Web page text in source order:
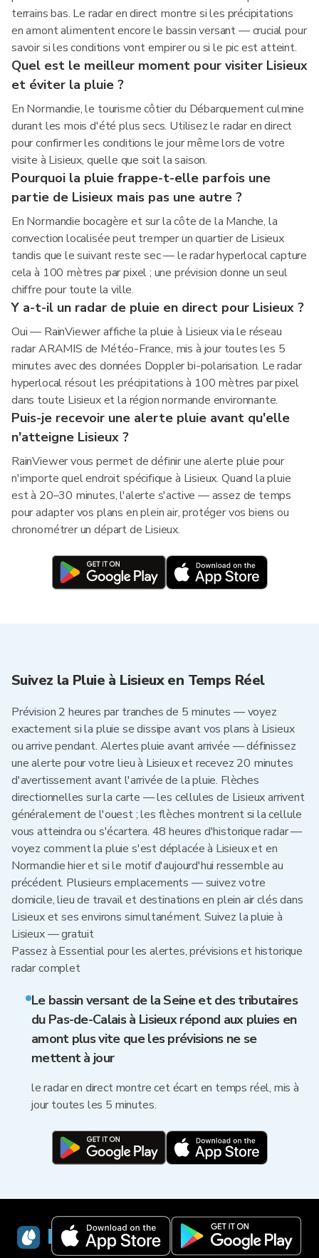
terrains bas. Le radar en direct montre si les précipitations
en amont alimentent encore le bassin versant — crucial pour
savoir si les conditions vont empirer ou si le pic est atteint.
Quel est le meilleur moment pour visiter Lisieux
et éviter la pluie ?
En Normandie, le tourisme côtier du Débarquement culmine
durant les mois d'été plus secs. Utilisez le radar en direct
pour confirmer les conditions le jour même lors de votre
visite à Lisieux, quelle que soit la saison.
Pourquoi la pluie frappe-t-elle parfois une
partie de Lisieux mais pas une autre ?
En Normandie bocagère et sur la côte de la Manche, la
convection localisée peut tremper un quartier de Lisieux
tandis que le suivant reste sec — le radar hyperlocal capture
cela à 100 mètres par pixel ; une prévision donne un seul
chiffre pour toute la ville.
Y a-t-il un radar de pluie en direct pour Lisieux ?
Oui — RainViewer affiche la pluie à Lisieux via le réseau
radar ARAMIS de Météo-France, mis à jour toutes les 5
minutes avec des données Doppler bi-polarisation. Le radar
hyperlocal résout les précipitations à 100 mètres par pixel
dans toute Lisieux et la région normande environnante.
Puis-je recevoir une alerte pluie avant qu'elle
n'atteigne Lisieux ?
RainViewer vous permet de définir une alerte pluie pour
n'importe quel endroit spécifique à Lisieux. Quand la pluie
est à 20–30 minutes, l'alerte s'active — assez de temps
pour adapter vos plans en plein air, protéger vos biens ou
chronométrer un départ de Lisieux.
Suivez la Pluie à Lisieux en Temps Réel
Prévision 2 heures par tranches de 5 minutes — voyez
exactement si la pluie se dissipe avant vos plans à Lisieux
ou arrive pendant. Alertes pluie avant arrivée — définissez
une alerte pour votre lieu à Lisieux et recevez 20 minutes
d'avertissement avant l'arrivée de la pluie. Flèches
directionnelles sur la carte — les cellules de Lisieux arrivent
généralement de l'ouest ; les flèches montrent si la cellule
vous atteindra ou s'écartera. 48 heures d'historique radar —
voyez comment la pluie s'est déplacée à Lisieux et en
Normandie hier et si le motif d'aujourd'hui ressemble au
précédent. Plusieurs emplacements — suivez votre
domicile, lieu de travail et destinations en plein air clés dans
Lisieux et ses environs simultanément. Suivez la pluie à
Lisieux — gratuit
Passez à Essential pour les alertes, prévisions et historique
radar complet
Le bassin versant de la Seine et des tributaires
du Pas-de-Calais à Lisieux répond aux pluies en
amont plus vite que les prévisions ne se
mettent à jour
le radar en direct montre cet écart en temps réel, mis à
jour toutes les 5 minutes.
RainViewer